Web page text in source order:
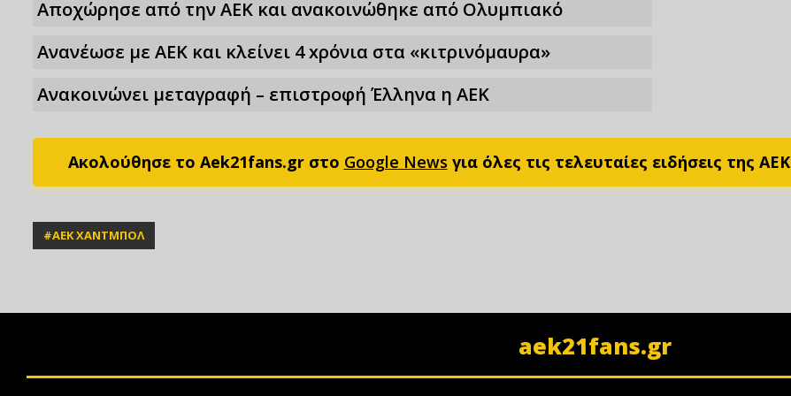
Αποχώρησε από την ΑΕΚ και ανακοινώθηκε από Ολυμπιακό
Ανανέωσε με ΑΕΚ και κλείνει 4 xρόνια στα «κιτρινόμαυρα»
Ανακοινώνει μεταγραφή – επιστροφή Έλληνα η ΑΕΚ
Ακολούθησε το Aek21fans.gr στο Google News για όλες τις τελευταίες ειδήσεις της ΑΕΚ
#ΑΕΚ ΧΑΝΤΜΠΟΛ
aek21fans.gr